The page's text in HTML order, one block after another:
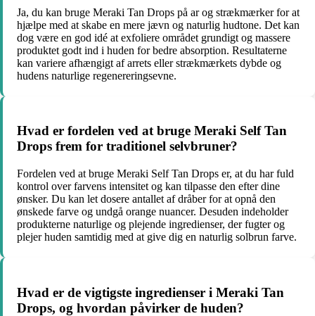
Ja, du kan bruge Meraki Tan Drops på ar og strækmærker for at
hjælpe med at skabe en mere jævn og naturlig hudtone. Det kan
dog være en god idé at exfoliere området grundigt og massere
produktet godt ind i huden for bedre absorption. Resultaterne
kan variere afhængigt af arrets eller strækmærkets dybde og
hudens naturlige regenereringsevne.
Hvad er fordelen ved at bruge Meraki Self Tan
Drops frem for traditionel selvbruner?
Fordelen ved at bruge Meraki Self Tan Drops er, at du har fuld
kontrol over farvens intensitet og kan tilpasse den efter dine
ønsker. Du kan let dosere antallet af dråber for at opnå den
ønskede farve og undgå orange nuancer. Desuden indeholder
produkterne naturlige og plejende ingredienser, der fugter og
plejer huden samtidig med at give dig en naturlig solbrun farve.
Hvad er de vigtigste ingredienser i Meraki Tan
Drops, og hvordan påvirker de huden?